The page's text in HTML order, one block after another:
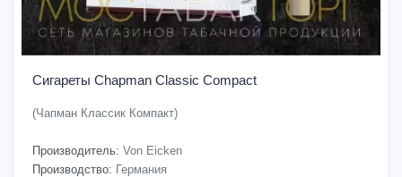
Сигареты Chapman Classic Compact
(Чапман Классик Компакт)
Производитель: Von Eicken
Производство: Германия